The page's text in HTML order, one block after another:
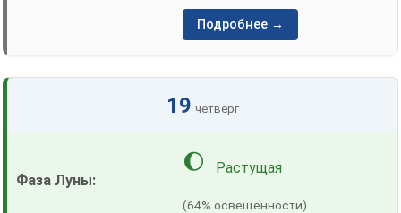
Подробнее →
19 четверг
🌔 Растущая
(64% освещенности)